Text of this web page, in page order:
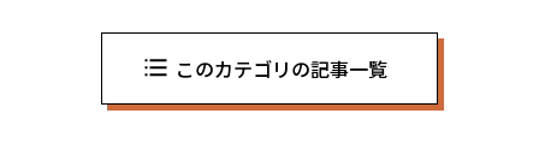
このカテゴリの記事一覧